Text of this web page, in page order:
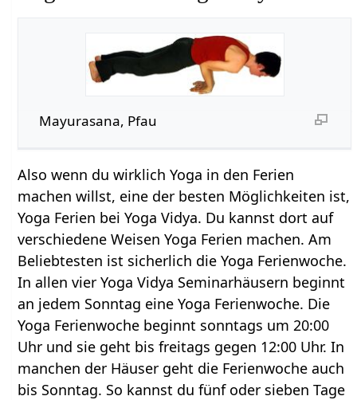
Mayurasana, Pfau
Also wenn du wirklich Yoga in den Ferien
machen willst, eine der besten Möglichkeiten ist,
Yoga Ferien bei Yoga Vidya. Du kannst dort auf
verschiedene Weisen Yoga Ferien machen. Am
Beliebtesten ist sicherlich die Yoga Ferienwoche.
In allen vier Yoga Vidya Seminarhäusern beginnt
an jedem Sonntag eine Yoga Ferienwoche. Die
Yoga Ferienwoche beginnt sonntags um 20:00
Uhr und sie geht bis freitags gegen 12:00 Uhr. In
manchen der Häuser geht die Ferienwoche auch
bis Sonntag. So kannst du fünf oder sieben Tage